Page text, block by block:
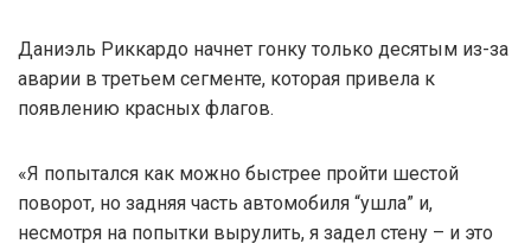
Даниэль Риккардо начнет гонку только десятым из-за
аварии в третьем сегменте, которая привела к
появлению красных флагов.
«Я попытался как можно быстрее пройти шестой
поворот, но задняя часть автомобиля “ушла” и,
несмотря на попытки вырулить, я задел стену – и это